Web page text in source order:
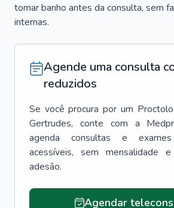
tomar banho antes da consulta, sem
internas.
Agende uma consulta
reduzidos
Se você procura por um
Gertrudes, conte com a
agenda consultas e
acessíveis, sem mensalidade
adesão.
Agendar